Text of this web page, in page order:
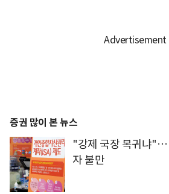
증권 많이 본 뉴스
"강제 국장 복귀냐"…
자 불만